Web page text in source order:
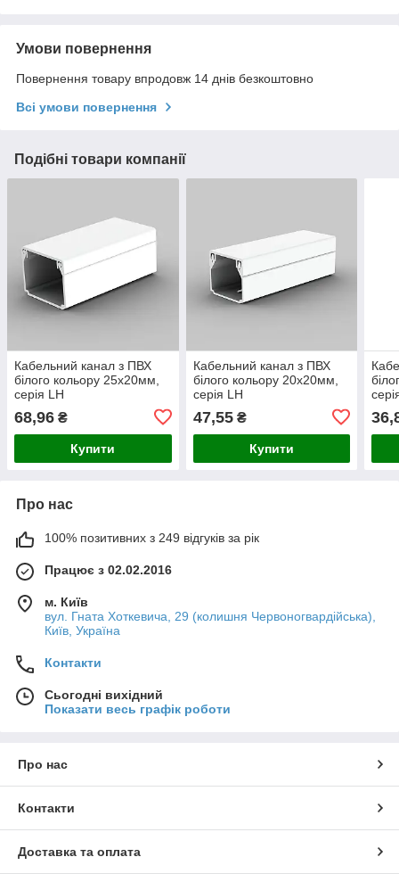
Умови повернення
Повернення товару впродовж 14 днів безкоштовно
Всі умови повернення
Подібні товари компанії
Кабельний канал з ПВХ
білого кольору 25х20мм,
серія LH
68,96 ₴
Купити
Кабельний канал з ПВХ
білого кольору 20х20мм,
серія LH
47,55₴
Купити
Про нас
100% позитивних з 249 відгуків за рік
Працює з 02.02.2016
м. Київ
вул. Гната Хоткевича, 29 (колишня Червоногвардійська),
Київ, Україна
Контакти
Сьогодні вихідний
Показати весь графік роботи
Про нас
Контакти
Доставка та оплата